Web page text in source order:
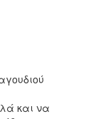
και να